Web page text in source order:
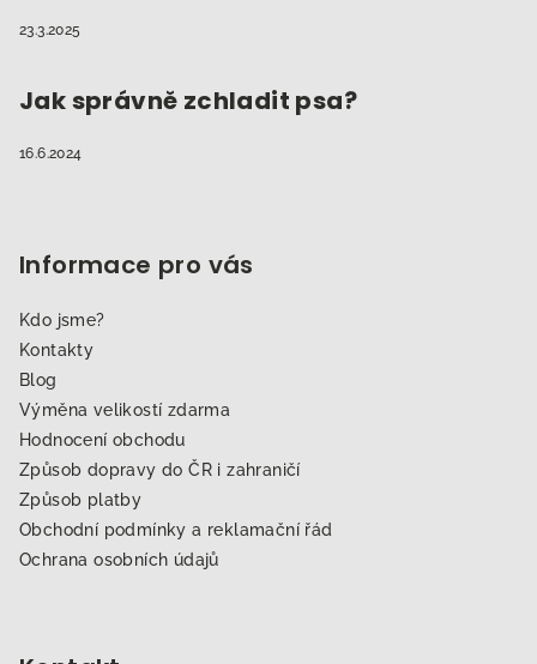
23.3.2025
Jak správně zchladit psa?
16.6.2024
Informace pro vás
Kdo jsme?
Kontakty
Blog
Výměna velikostí zdarma
Hodnocení obchodu
Způsob dopravy do ČR i zahraničí
Způsob platby
Obchodní podmínky a reklamační řád
Ochrana osobních údajů